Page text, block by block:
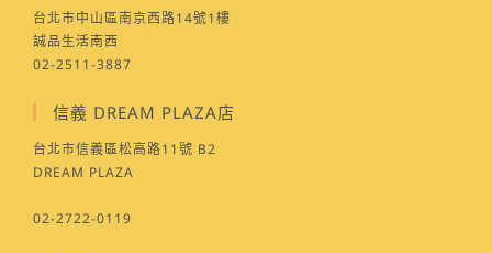
台北市中山區南京西路14號1樓
誠品生活南西
02-2511-3887
信義 DREAM PLAZA店
台北市信義區松高路11號 B2
DREAM PLAZA
02-2722-0119